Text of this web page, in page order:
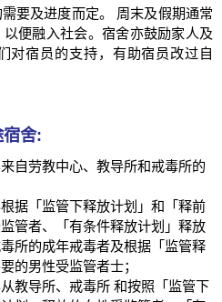
要及进度而定。 周末及假期通常
便融入社会。宿舍亦鼓励家人及
对宿员的支持，有助宿员改过自
舍:
自劳教中心、教导所和戒毒所的
据「监管下释放计划」和「释前
管者、「有条件释放计划」释放
所的成年戒毒者及根据「监管释
的男性受监管者士；
教导所、戒毒所 和按照「监管下